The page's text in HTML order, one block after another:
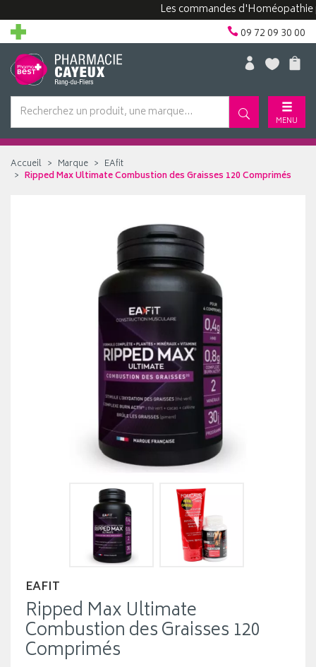
Les commandes d'Homéopathie
09 72 09 30 00
MENU
Accueil Marque
EAfit
Ripped Max Ultimate Combustion des Graisses 120 Comprimés
EAFIT
Ripped Max Ultimate
Combustion des Graisses 120
Comprimés